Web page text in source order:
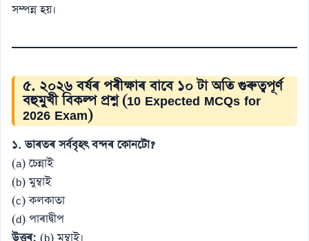
সম্পন্ন হয়।
৫. ২০২৬ বৰ্ষৰ পৰীক্ষাৰ বাবে ১০ টা অতি গুৰুত্বপূৰ্ণ
বহুমুখী বিকল্প প্ৰশ্ন (10 Expected MCQs for
2026 Exam)
১. ভাৰতৰ সৰ্ববৃহৎ বন্দৰ কোনটো?
(a) চেন্নাই
(b) মুম্বাই
(c) কলকাতা
(d) পাৰাদ্বীপ
উত্তৰ: (b) মুম্বাই।